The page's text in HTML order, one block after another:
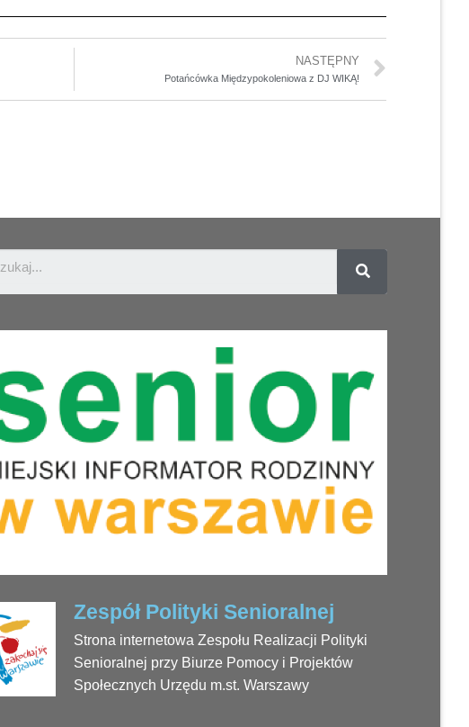
NASTĘPNY
Potańcówka Międzypokoleniowa z DJ WIKĄ!
Zespół Polityki Senioralnej
Strona internetowa Zespołu Realizacji Polityki
Senioralnej przy Biurze Pomocy i Projektów
Społecznych Urzędu m.st. Warszawy